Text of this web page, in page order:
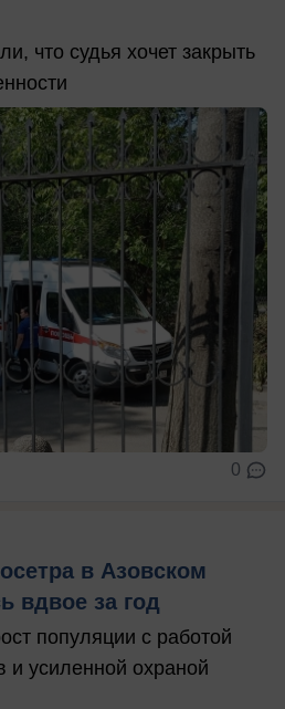
что судья хочет закрыть
0
в Азовском
вдвое за год
популяции с работой
усиленной охраной